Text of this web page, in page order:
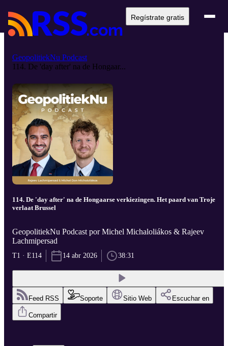
Regístrate gratis
GeopolitiekNu Podcast
114. De 'day after' na de Hongaar...
114. De 'day after' na de Hongaarse verkiezingen. Het paard van Troje
verlaat Brussel
GeopolitiekNu Podcast por Michel Michaloliákos & Rajeev
Lachmipersad
T1 · E114 14 abr 2026 38:31
Feed RSS Soporte Sitio Web Escuchar en
Compartir